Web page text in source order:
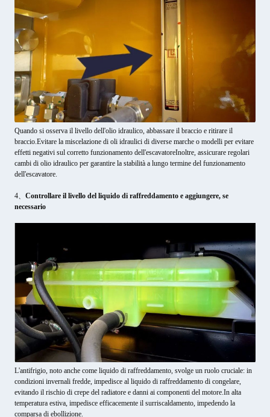
Quando si osserva il livello dell'olio idraulico, abbassare il braccio e ritirare il
braccio.Evitare la miscelazione di oli idraulici di diverse marche o modelli per evitare
effetti negativi sul corretto funzionamento dell'escavatoreInoltre, assicurare regolari
cambi di olio idraulico per garantire la stabilità a lungo termine del funzionamento
dell'escavatore.
4、 Controllare il livello del liquido di raffreddamento e aggiungere, se
necessario
L'antifrigio, noto anche come liquido di raffreddamento, svolge un ruolo cruciale: in
condizioni invernali fredde, impedisce al liquido di raffreddamento di congelare,
evitando il rischio di crepe del radiatore e danni ai componenti del motore.In alta
temperatura estiva, impedisce efficacemente il surriscaldamento, impedendo la
comparsa di ebollizione.